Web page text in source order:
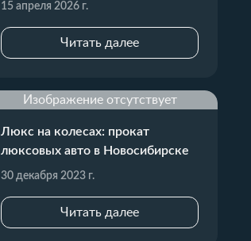
15 апреля 2026 г.
Читать далее
Изображение отсутствует
Люкс на колесах: прокат
люксовых авто в Новосибирске
30 декабря 2023 г.
Читать далее